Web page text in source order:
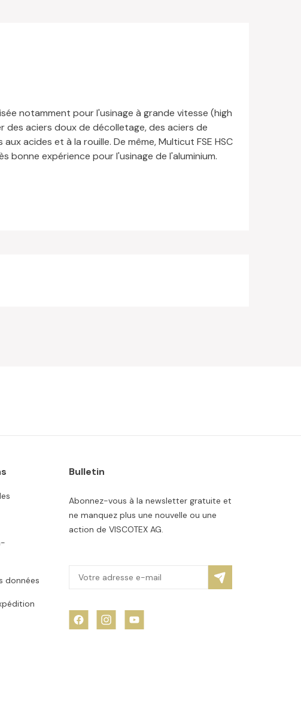
notamment pour l'usinage à grande vitesse (high
des aciers doux de décolletage, des aciers de
acides et à la rouille. De même, Multicut FSE HSC
bonne expérience pour l'usinage de l'aluminium.
données
Bulletin
Abonnez-vous à la newsletter gratuite et
ne manquez plus une nouvelle ou une
action de VISCOTEX AG.